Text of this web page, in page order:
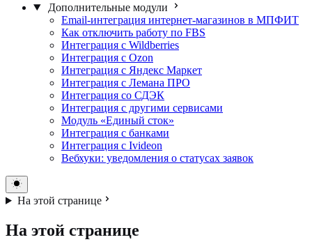
Дополнительные модули
Email-интеграция интернет-магазинов в МПФИТ
Как отключить работу по FBS
Интеграция с Wildberries
Интеграция с Ozon
Интеграция с Яндекс Маркет
Интеграция с Лемана ПРО
Интеграция со СДЭК
Интеграция с другими сервисами
Модуль «Единый сток»
Интеграция с банками
Интеграция с Ivideon
Вебхуки: уведомления о статусах заявок
На этой странице
На этой странице